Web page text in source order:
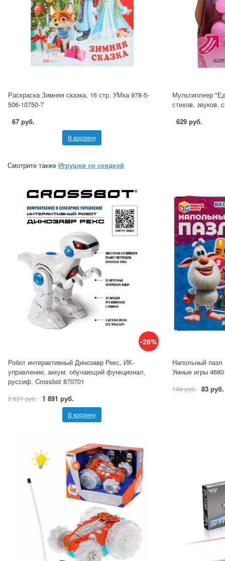
Раскраска Зимняя сказка, 16 стр. УМка 978-5-
506-10750-7
67 руб.
В корзину
Мультиплеер
стихов, звуков,
629 руб.
Смотрите также Игрушки со скидкой
-28%
Робот интерактивный Динозавр Рекс, ИК-
управление, аккум. обучающий функционал,
руссиф. Crossbot 870701
2 631 руб. 1 891 руб.
В корзину
Напольный
Умные игры
149 руб. 83 руб.